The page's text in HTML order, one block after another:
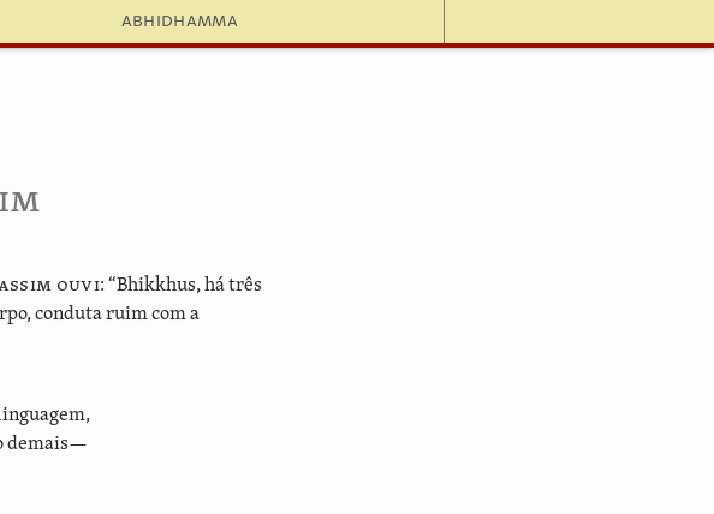
Abhidhamma
ouvi: “Bhikkhus, há três
conduta ruim com a
demais—